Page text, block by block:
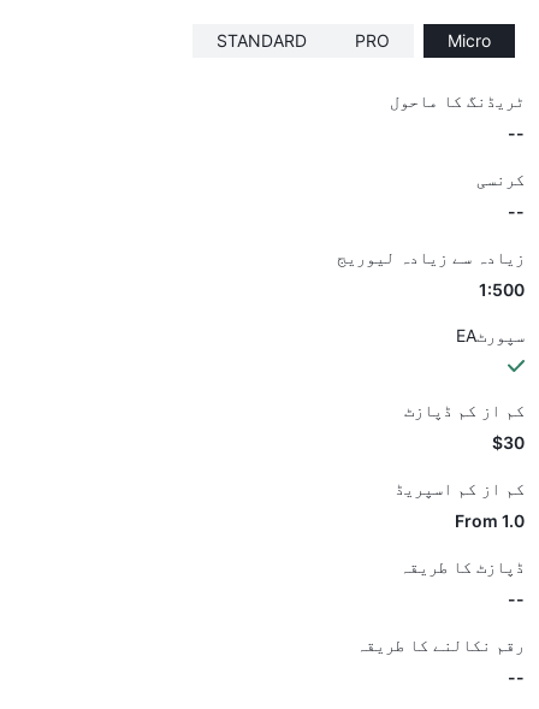
Micro
PRO
STANDARD
ٹریڈنگ کا ماحول
--
کرنسی
--
زیادہ سے زیادہ لیوریج
1:500
سپورٹEA
کم از کم ڈپازٹ
$30
کم از کم اسپریڈ
From 1.0
ڈپازٹ کا طریقہ
--
رقم نکالنے کا طریقہ
--